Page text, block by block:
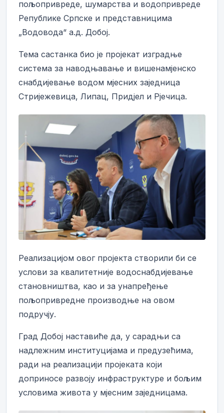
пољопривреде, шумарства и водопривреде
Републике Српске и представницима
„Водовода“ а.д. Добој.
Тема састанка био је пројекат изградње
система за наводњавање и вишенамјенско
снабдијевање водом мјесних заједница
Стријежевица, Липац, Придјел и Рјечица.
Реализацијом овог пројекта створили би се
услови за квалитетније водоснабдијевање
становништва, као и за унапређење
пољопривредне производње на овом
подручју.
Град Добој наставиће да, у сарадњи са
надлежним институцијама и предузећима,
ради на реализацији пројеката који
доприносе развоју инфраструктуре и бољим
условима живота у мјесним заједницама.